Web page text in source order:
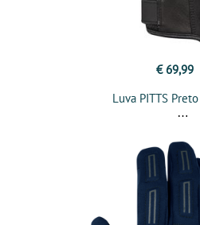
€ 69,99
Luva PITTS